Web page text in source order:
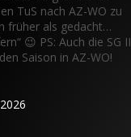
TuS nach AZ-WO zu
früher als gedacht…
😉 PS: Auch die SG II
Saison in AZ-WO!